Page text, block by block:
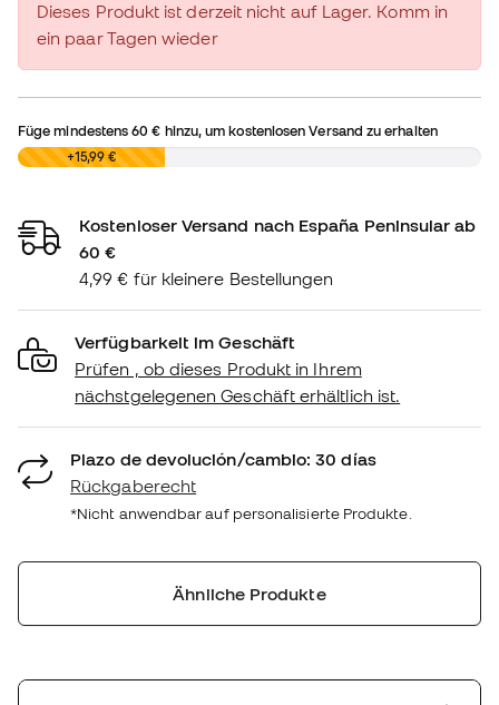
Dieses Produkt ist derzeit nicht auf Lager. Komm in
ein paar Tagen wieder
Füge mindestens60 € hinzu, um kostenlosen Versand zu erhalten
0,00 € +15,99 €
Kostenloser Versand nach España Peninsular ab
60 €
4,99 € für kleinere Bestellungen
Verfügbarkeit im Geschäft
Prüfen , ob dieses Produkt in Ihrem
nächstgelegenen Geschäft erhältlich ist.
Plazo de devolución/cambio: 30 días
Rückgaberecht
*Nicht anwendbar auf personalisierte Produkte.
Ähnliche Produkte